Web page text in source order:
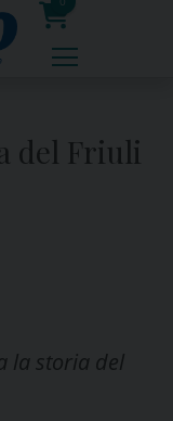
0
prodotti
del Friuli
la storia del